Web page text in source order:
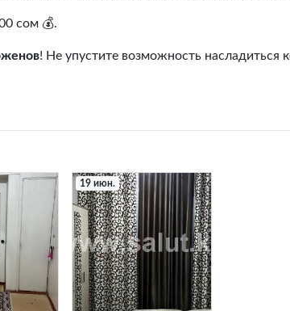
сом 💰.
! Не упустите возможность
19 июн.